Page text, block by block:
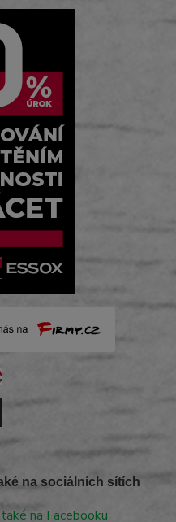
na sociálních sítích